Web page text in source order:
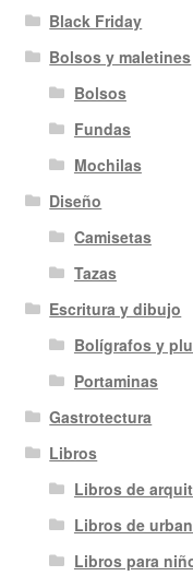
Black Friday
Bolsos y maletines
Bolsos
Fundas
Mochilas
Diseño
Camisetas
Tazas
Escritura y dibujo
Bolígrafos y
Portaminas
Gastrotectura
Libros
Libros de
Libros de
Libros para